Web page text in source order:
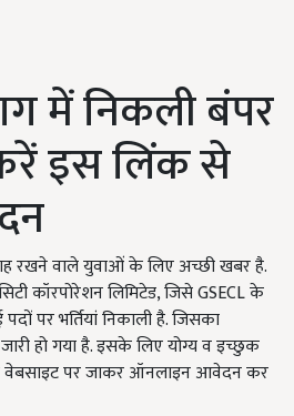
में निकली बंपर
इस लिंक से
रखने वाले युवाओं के लिए अच्छी खबर है.
कॉरपोरेशन लिमिटेड, जिसे GSECL के
पर भर्तियां निकाली है. जिसका
हो गया है. इसके लिए योग्य व इच्छुक
वेबसाइट पर जाकर ऑनलाइन आवेदन कर